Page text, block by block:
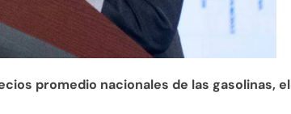
promedio nacionales de las gasolinas, el